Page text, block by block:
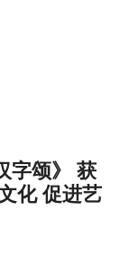
字颂》 获
化 促进艺